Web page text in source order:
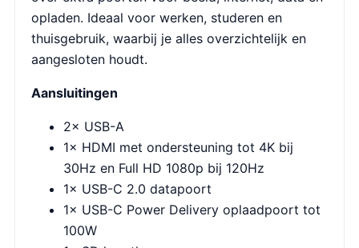
opladen. Ideaal voor werken, studeren en
thuisgebruik, waarbij je alles overzichtelijk en
aangesloten houdt.
Aansluitingen
2× USB-A
1× HDMI met ondersteuning tot 4K bij
30Hz en Full HD 1080p bij 120Hz
1× USB-C 2.0 datapoort
1× USB-C Power Delivery oplaadpoort tot
100W